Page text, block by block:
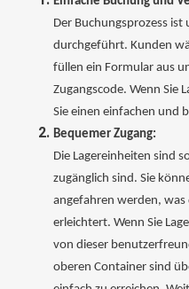
Der Buchungsprozess
durchgeführt. Kunden
füllen ein Formular aus
Zugangscode. Wenn Sie
Sie einen einfachen und
Bequemer Zugang:
Die Lagereinheiten sind
zugänglich sind. Sie
angefahren werden, was
erleichtert. Wenn Sie
von dieser
oberen Container sind